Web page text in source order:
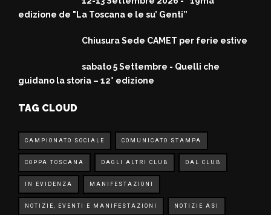
edizione de "La Toscana e le su’ Genti”
Chiusura Sede CAMET per ferie estive
sabato 5 Settembre - Quelli che
guidano la storia – 12° edizione
TAG CLOUD
CAMPIONATO SOCIALE COMUNICATO STAMPA
COPPA TOSCANA DAGLI ALTRI CLUB DAL CLUB
IN EVIDENZA MANIFESTAZIONI
NOTIZIE, EVENTI E MANIFESTAZIONI NOTIZIE ASI